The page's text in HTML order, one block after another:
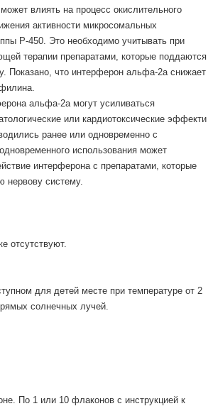
влиять на процесс окислительного
активности микросомальных
Р-450. Это необходимо учитывать при
терапии препаратами, которые поддаются
Показано, что интерферон альфа-2а снижает
альфа-2а могут усиливаться
или кардиотоксические эффекти
ранее или одновременно с
использования может
интерферона с препаратами, которые
нервову систему.
отсутствуют.
для детей месте при температуре от 2
солнечных лучей.
По 1 или 10 флаконов с инструкцией к